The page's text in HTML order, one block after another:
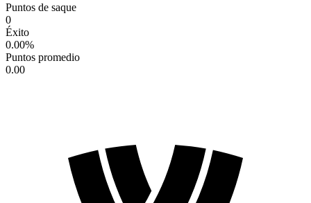
Puntos de saque
0
Éxito
0.00%
Puntos promedio
0.00